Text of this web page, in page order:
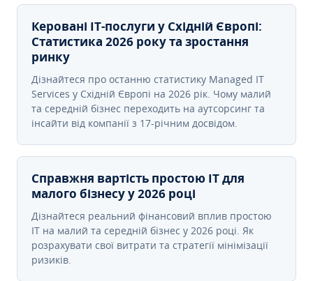
Керовані ІТ-послуги у Східній Європі:
Статистика 2026 року та зростання
ринку
Дізнайтеся про останню статистику Managed IT
Services у Східній Європі на 2026 рік. Чому малий
та середній бізнес переходить на аутсорсинг та
інсайти від компанії з 17-річним досвідом.
Справжня вартість простою IT для
малого бізнесу у 2026 році
Дізнайтеся реальний фінансовий вплив простою
IT на малий та середній бізнес у 2026 році. Як
розрахувати свої витрати та стратегії мінімізації
ризиків.